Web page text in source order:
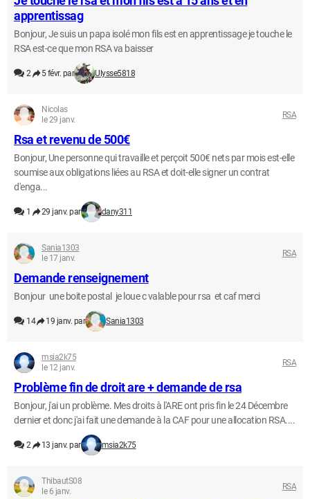
apprentissag
Bonjour, Je suis un papa isolé mon fils est en apprentissage je touche le
RSA est-ce que mon RSA va baisser
2 5 févr. par Ulysse5818
Nicolas
le 29 janv.
RSA
Rsa et revenu de 500€
Bonjour, Une personne qui travaille et perçoit 500€ nets par mois est-elle
soumise aux obligations liées au RSA et doit-elle signer un contrat
d'enga...
1 29 janv. par dany311
Sania1303
le 17 janv.
RSA
Demande renseignement
Bonjour une boite postal je loue c valable pour rsa et caf merci
14 19 janv. par Sania1303
msia2k75
le 12 janv.
RSA
Problème fin de droit are + demande de rsa
Bonjour, j'ai un problème. Mes droits à l'ARE ont pris fin le 24 Décembre
dernier et donc j'ai fait une demande à la CAF pour une allocation RSA....
2 13 janv. par msia2k75
ThibautS08
le 6 janv.
RSA